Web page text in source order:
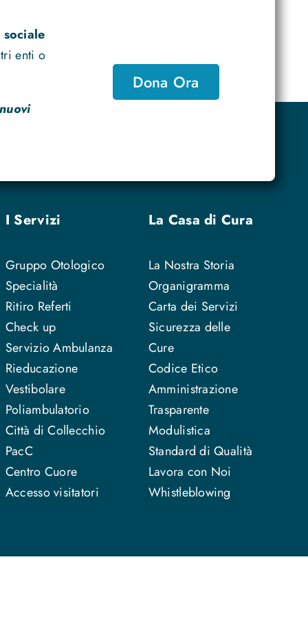
enti o
Dona Ora
I Servizi
Gruppo Otologico
Specialità
Ritiro Referti
Check up
Servizio Ambulanza
Rieducazione
Vestibolare
Poliambulatorio
Città di Collecchio
PacC
Centro Cuore
Accesso visitatori
La Casa di Cura
La Nostra Storia
Organigramma
Carta dei Servizi
Sicurezza delle
Cure
Codice Etico
Amministrazione
Trasparente
Modulistica
Standard di Qualità
Lavora con Noi
Whistleblowing